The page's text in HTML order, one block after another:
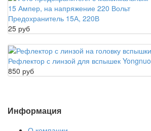
Предохранитель 15А, 220В
25 руб
Рефлектор с линзой для вспышек Yongnuo
850 руб
Информация